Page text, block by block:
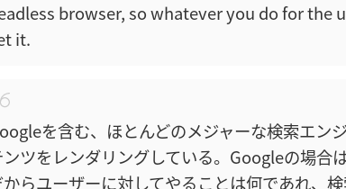
browser, so whatever you do for the
it.
を含む、ほとんどのメジャーな検索エン
ンツをレンダリングしている。Googleの場合
らユーザーに対してやることは何であれ、